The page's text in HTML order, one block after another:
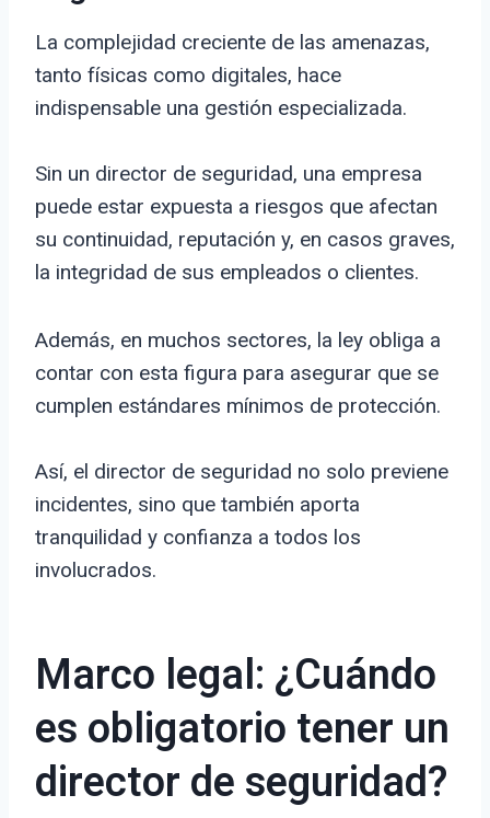
La complejidad creciente de las amenazas,
tanto físicas como digitales, hace
indispensable una gestión especializada.
Sin un director de seguridad, una empresa
puede estar expuesta a riesgos que afectan
su continuidad, reputación y, en casos graves,
la integridad de sus empleados o clientes.
Además, en muchos sectores, la ley obliga a
contar con esta figura para asegurar que se
cumplen estándares mínimos de protección.
Así, el director de seguridad no solo previene
incidentes, sino que también aporta
tranquilidad y confianza a todos los
involucrados.
Marco legal: ¿Cuándo
es obligatorio tener un
director de seguridad?